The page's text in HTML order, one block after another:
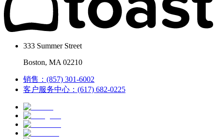
333 Summer Street
Boston, MA 02210
销售：(857) 301-6002
客户服务中心：(617) 682-0225